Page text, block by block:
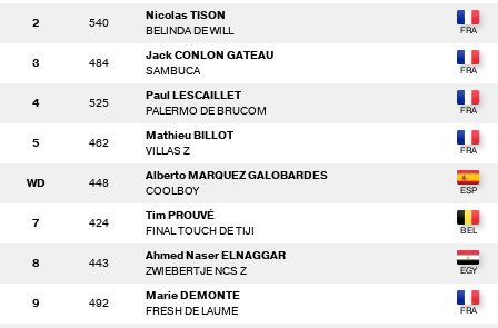
2 540
Nicolas TISON
BELINDA DE WILL
3 484
Jack CONLON GATEAU
SAMBUCA
4 525
Paul LESCAILLET
PALERMO DE BRUCOM
5 462
Mathieu BILLOT
VILLAS Z
WD 448
Alberto MARQUEZ GALOBARDES
COOLBOY
7 424
Tim PROUVÉ
FINAL TOUCH DE TIJI
8 443
Ahmed Naser ELNAGGAR
ZWIEBERTJE NCS Z
9 492
Marie DEMONTE
FRESH DE LAUME